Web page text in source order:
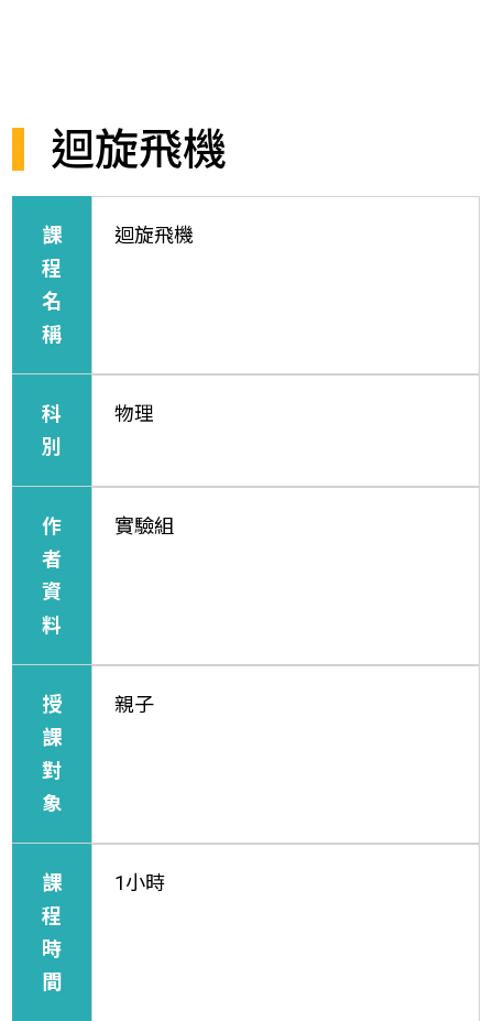
迴旋飛機
課
程
名
稱
迴旋飛機
科
別
物理
作
者
資
料
實驗組
授
課
對
象
親子
課
程
時
間
1小時